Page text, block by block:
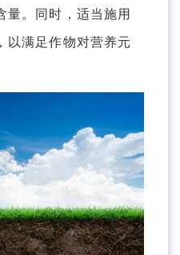
量。同时，适当施用
以满足作物对营养元